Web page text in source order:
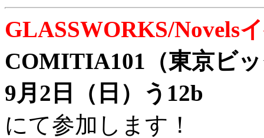
GLASSWORKS/Novels
COMITIA101（東京ビ
9月2日（日）う12b
にて参加します！